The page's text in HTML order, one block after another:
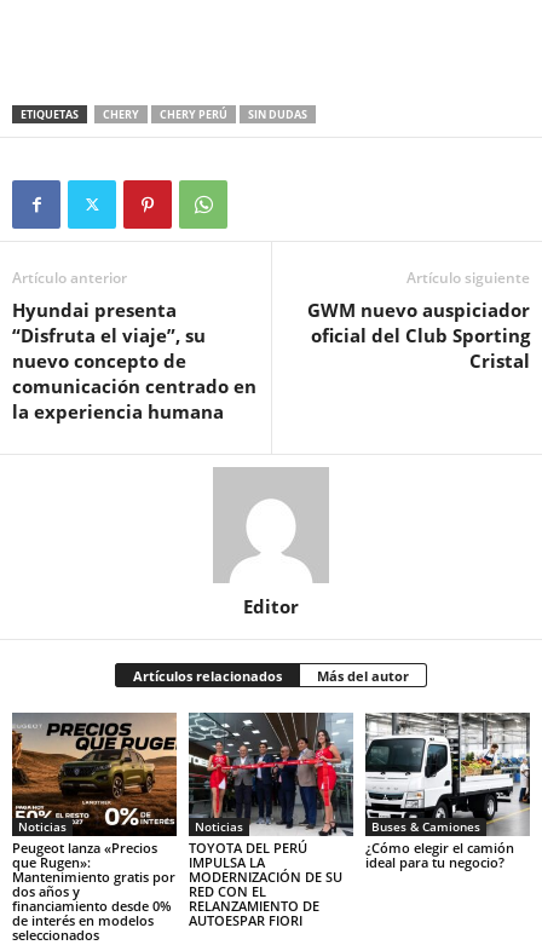
ETIQUETAS CHERY CHERY PERÚ SIN DUDAS
Artículo anterior
Hyundai presenta
“Disfruta el viaje”, su
nuevo concepto de
comunicación centrado en
la experiencia humana
Artículo siguiente
GWM nuevo auspiciador
oficial del Club Sporting
Cristal
Editor
Artículos relacionados Más del autor
Noticias
Peugeot lanza «Precios
que Rugen»:
Mantenimiento gratis por
dos años y
financiamiento desde 0%
de interés en modelos
seleccionados
Noticias
TOYOTA DEL PERÚ
IMPULSA LA
MODERNIZACIÓN DE SU
RED CON EL
RELANZAMIENTO DE
AUTOESPAR FIORI
Buses & Camiones
¿Cómo elegir el camión
ideal para tu negocio?